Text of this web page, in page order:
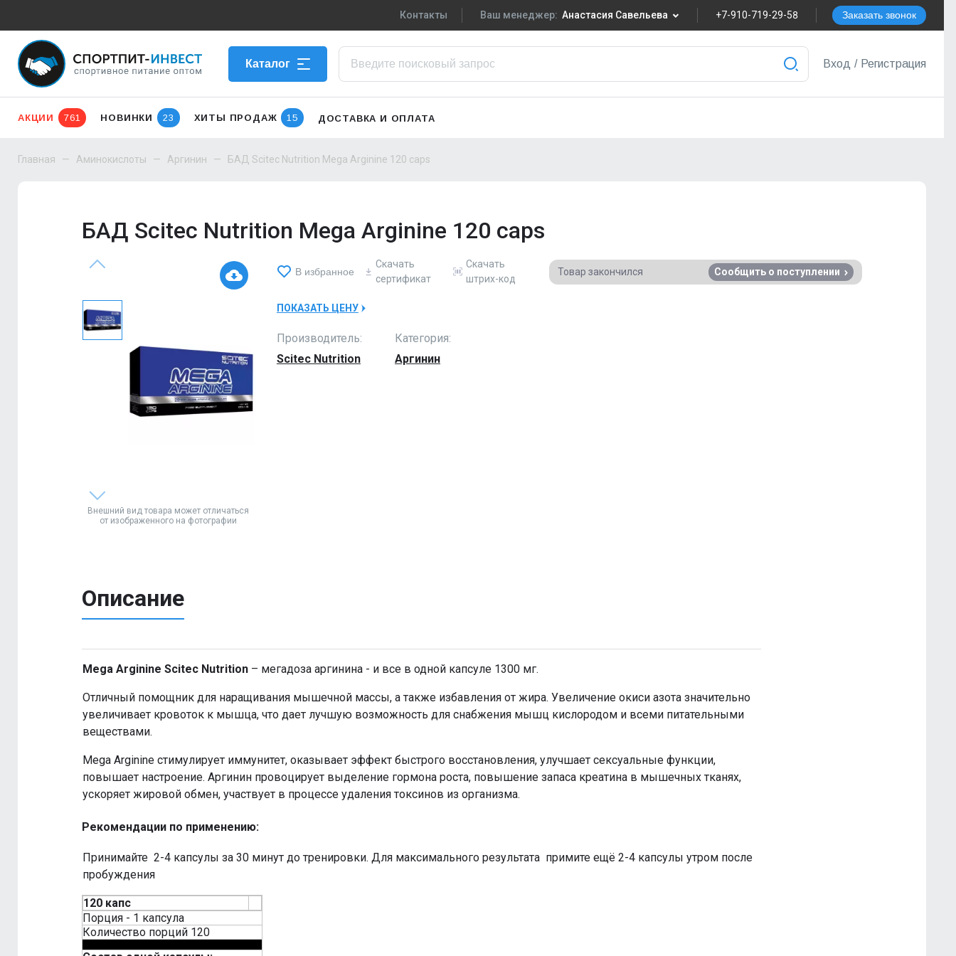
Контакты Ваш менеджер: Анастасия Савельева
+7-910-719-29-58
Написать в VK
+7-910-719-29-58 Заказать звонок
Каталог Вход / Регистрация
АКЦИИ 761 НОВИНКИ 23 ХИТЫ ПРОДАЖ 15 ДОСТАВКА И ОПЛАТА
Главная Аминокислоты Аргинин БАД Scitec Nutrition Mega Arginine 120 caps
БАД Scitec Nutrition Mega Arginine 120 caps
Внешний вид товара может отличаться
от изображенного на фотографии
В избранное
Скачать
сертификат
Скачать
штрих-код
ПОКАЗАТЬ ЦЕНУ
Производитель:
Scitec Nutrition
Категория:
Аргинин
Товар закончился Сообщить о поступлении
Описание
Mega Arginine Scitec Nutrition – мегадоза аргинина - и все в одной капсуле 1300 мг.
Отличный помощник для наращивания мышечной массы, а также избавления от жира. Увеличение окиси азота значительно
увеличивает кровоток к мышца, что дает лучшую возможность для снабжения мышц кислородом и всеми питательными
веществами.
Mega Arginine стимулирует иммунитет, оказывает эффект быстрого восстановления, улучшает сексуальные функции,
повышает настроение. Аргинин провоцирует выделение гормона роста, повышение запаса креатина в мышечных тканях,
ускоряет жировой обмен, участвует в процессе удаления токсинов из организма.
Рекомендации по применению:
Принимайте 2-4 капсулы за 30 минут до тренировки. Для максимального результата примите ещё 2-4 капсулы утром после
пробуждения
120 капс
Порция - 1 капсула
Количество порций 120